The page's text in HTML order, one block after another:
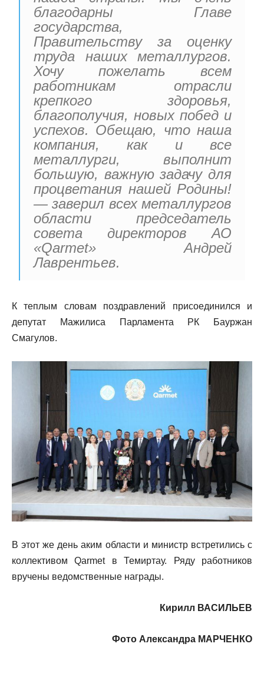
благодарны Главе
государства,
Правительству за оценку
труда наших металлургов.
Хочу пожелать всем
работникам отрасли
крепкого здоровья,
благополучия, новых побед и
успехов. Обещаю, что наша
компания, как и все
металлурги, выполнит
большую, важную задачу для
процветания нашей Родины!
— заверил всех металлургов
области председатель
совета директоров АО
«Qarmet» Андрей
Лаврентьев.
К теплым словам поздравлений присоединился и
депутат Мажилиса Парламента РК Бауржан
Смагулов.
В этот же день аким области и министр встретились с
коллективом Qarmet в Темиртау. Ряду работников
вручены ведомственные награды.
Кирилл ВАСИЛЬЕВ
Фото Александра МАРЧЕНКО